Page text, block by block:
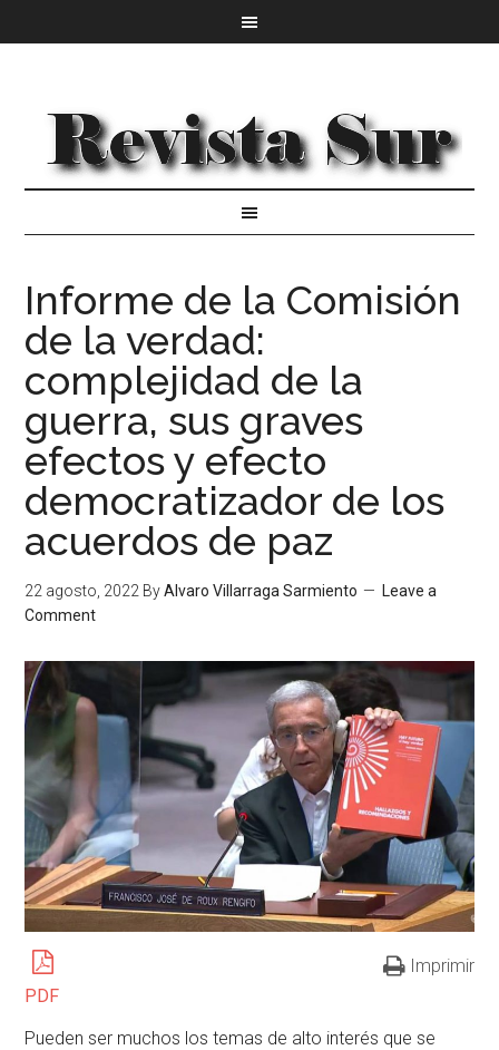
Informe de la Comisión
de la verdad:
complejidad de la
guerra, sus graves
efectos y efecto
democratizador de los
acuerdos de paz
22 agosto, 2022 ByAlvaro Villarraga Sarmiento
Leave a
Comment
PDF
Imprimir
Pueden ser muchos los temas de alto interés que se